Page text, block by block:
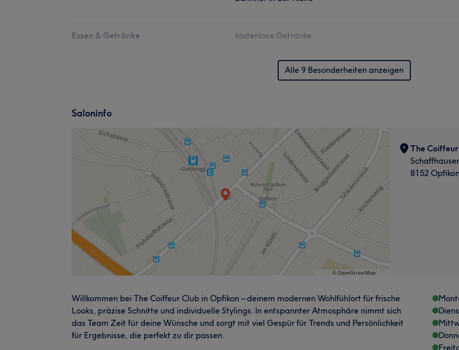
Essen & Getränke kostenlose Getränke
Alle 9 Besonderheiten anzeigen
Saloninfo
The
8152 Opfikon
Willkommen bei The Coiffeur Club in Opfikon – deinem modernen Wohlfühlort für frische
Looks, präzise Schnitte und individuelle Stylings. In entspannter Atmosphäre nimmt sich
das Team Zeit für deine Wünsche und sorgt mit viel Gespür für Trends und Persönlichkeit
für Ergebnisse, die perfekt zu dir passen.